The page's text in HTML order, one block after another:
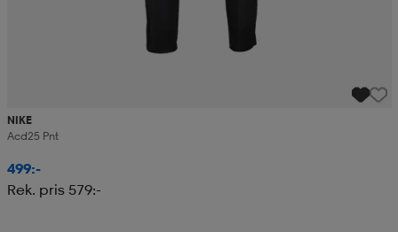
NIKE
Acd25 Pnt
499:-
Rek. pris 579:-